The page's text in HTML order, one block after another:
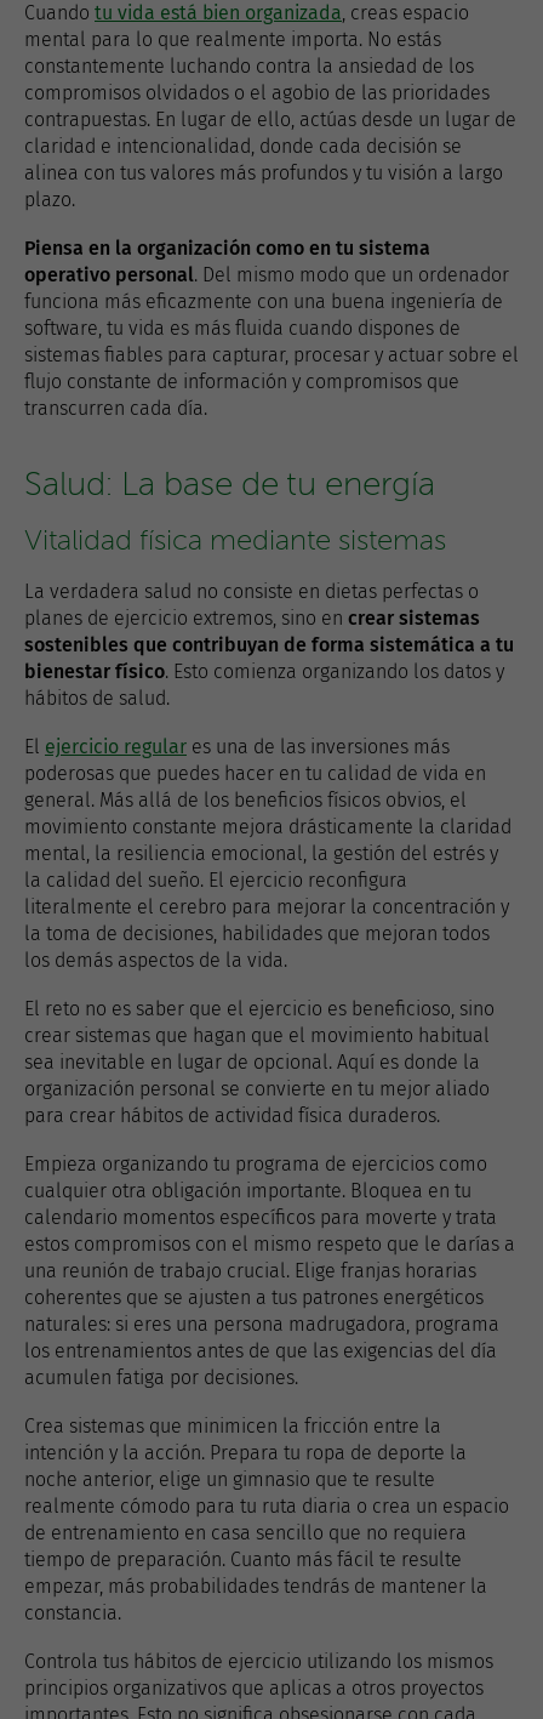
Cuando tu vida está bien organizada, creas espacio
mental para lo que realmente importa. No estás
constantemente luchando contra la ansiedad de los
compromisos olvidados o el agobio de las prioridades
contrapuestas. En lugar de ello, actúas desde un lugar de
claridad e intencionalidad, donde cada decisión se
alinea con tus valores más profundos y tu visión a largo
plazo.
Piensa en la organización como en tu sistema
operativo personal. Del mismo modo que un ordenador
funciona más eficazmente con una buena ingeniería de
software, tu vida es más fluida cuando dispones de
sistemas fiables para capturar, procesar y actuar sobre el
flujo constante de información y compromisos que
transcurren cada día.
Salud: La base de tu energía
Vitalidad física mediante sistemas
La verdadera salud no consiste en dietas perfectas o
planes de ejercicio extremos, sino en crear sistemas
sostenibles que contribuyan de forma sistemática a tu
bienestar físico. Esto comienza organizando los datos y
hábitos de salud.
El ejercicio regular es una de las inversiones más
poderosas que puedes hacer en tu calidad de vida en
general. Más allá de los beneficios físicos obvios, el
movimiento constante mejora drásticamente la claridad
mental, la resiliencia emocional, la gestión del estrés y
la calidad del sueño. El ejercicio reconfigura
literalmente el cerebro para mejorar la concentración y
la toma de decisiones, habilidades que mejoran todos
los demás aspectos de la vida.
El reto no es saber que el ejercicio es beneficioso, sino
crear sistemas que hagan que el movimiento habitual
sea inevitable en lugar de opcional. Aquí es donde la
organización personal se convierte en tu mejor aliado
para crear hábitos de actividad física duraderos.
Empieza organizando tu programa de ejercicios como
cualquier otra obligación importante. Bloquea en tu
calendario momentos específicos para moverte y trata
estos compromisos con el mismo respeto que le darías a
una reunión de trabajo crucial. Elige franjas horarias
coherentes que se ajusten a tus patrones energéticos
naturales: si eres una persona madrugadora, programa
los entrenamientos antes de que las exigencias del día
acumulen fatiga por decisiones.
Crea sistemas que minimicen la fricción entre la
intención y la acción. Prepara tu ropa de deporte la
noche anterior, elige un gimnasio que te resulte
realmente cómodo para tu ruta diaria o crea un espacio
de entrenamiento en casa sencillo que no requiera
tiempo de preparación. Cuanto más fácil te resulte
empezar, más probabilidades tendrás de mantener la
constancia.
Controla tus hábitos de ejercicio utilizando los mismos
principios organizativos que aplicas a otros proyectos